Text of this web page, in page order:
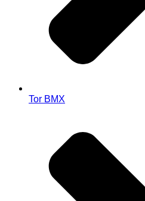
Tor BMX